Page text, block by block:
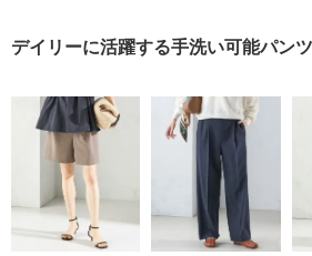
デイリーに活躍する手洗い可能パンツ